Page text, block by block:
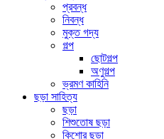
প্রবন্ধ
নিবন্ধ
মুক্ত গদ্য
গল্প
ছোটগল্প
অণুগল্প
ভ্রমণ কাহিনি
ছড়া সাহিত্য
ছড়া
শিশুতোষ ছড়া
কিশোর ছড়া